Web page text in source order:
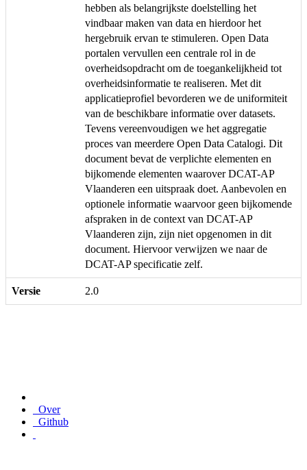
hebben als belangrijkste doelstelling het
vindbaar maken van data en hierdoor het
hergebruik ervan te stimuleren. Open Data
portalen vervullen een centrale rol in de
overheidsopdracht om de toegankelijkheid tot
overheidsinformatie te realiseren. Met dit
applicatieprofiel bevorderen we de uniformiteit
van de beschikbare informatie over datasets.
Tevens vereenvoudigen we het aggregatie
proces van meerdere Open Data Catalogi. Dit
document bevat de verplichte elementen en
bijkomende elementen waarover DCAT-AP
Vlaanderen een uitspraak doet. Aanbevolen en
optionele informatie waarvoor geen bijkomende
afspraken in de context van DCAT-AP
Vlaanderen zijn, zijn niet opgenomen in dit
document. Hiervoor verwijzen we naar de
DCAT-AP specificatie zelf.
Versie 2.0
Over
Github